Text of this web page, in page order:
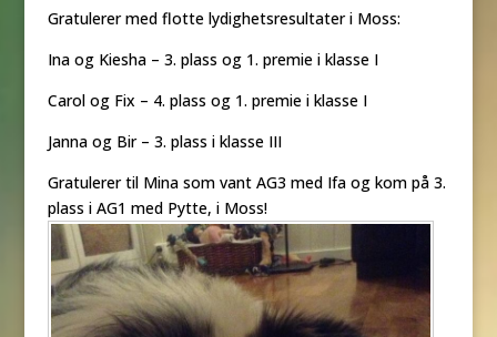
Gratulerer med flotte lydighetsresultater i Moss:
Ina og Kiesha – 3. plass og 1. premie i klasse I
Carol og Fix – 4. plass og 1. premie i klasse I
Janna og Bir – 3. plass i klasse III
Gratulerer til Mina som vant AG3 med Ifa og kom på 3.
plass i AG1 med Pytte, i Moss!